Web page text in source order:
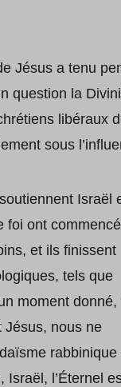
Jésus a tenu
question la
libéraux
sous
Israël
foi ont
et ils finissent
tels que
moment donné,
Jésus, nous ne
rabbinique
Israël, l’Éternel